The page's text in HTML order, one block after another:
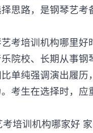
思路，是钢琴艺考
培训机构哪里好
院校、长期从事
单纯强调演出履
考生在选择时，应